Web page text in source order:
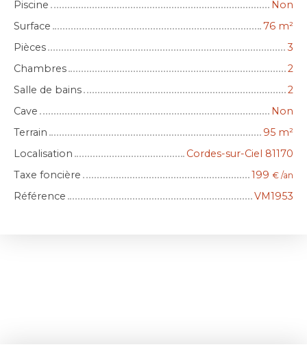
Piscine
Non
Surface
76 m²
Pièces
3
Chambres
2
Salle de bains
2
Cave
Non
Terrain
95 m²
Localisation
Cordes-sur-Ciel 81170
Taxe foncière
199 € /an
Référence VM1953